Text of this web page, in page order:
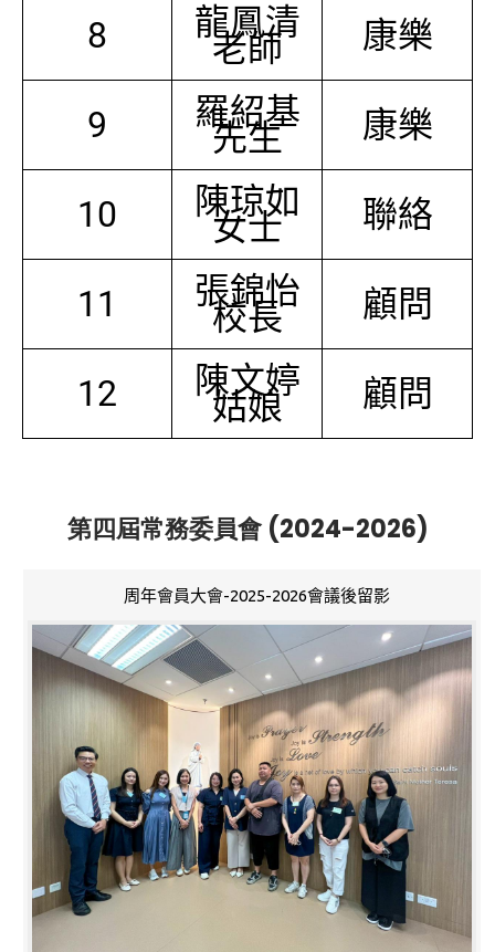
8 龍鳳清
老師 康樂
9 羅紹基
先生 康樂
10 陳琼如
女士 聯絡
11 張錦怡
校長 顧問
12 陳文婷
姑娘 顧問
第四屆常務委員會 (2024-2026)
周年會員大會-2025-2026會議後留影